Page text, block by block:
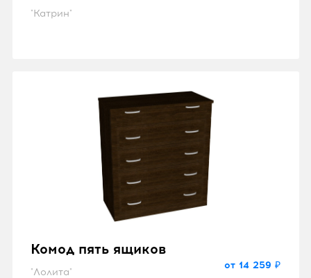
"Катрин"
Комод пять ящиков
"Лолита"
от 14 259 ₽